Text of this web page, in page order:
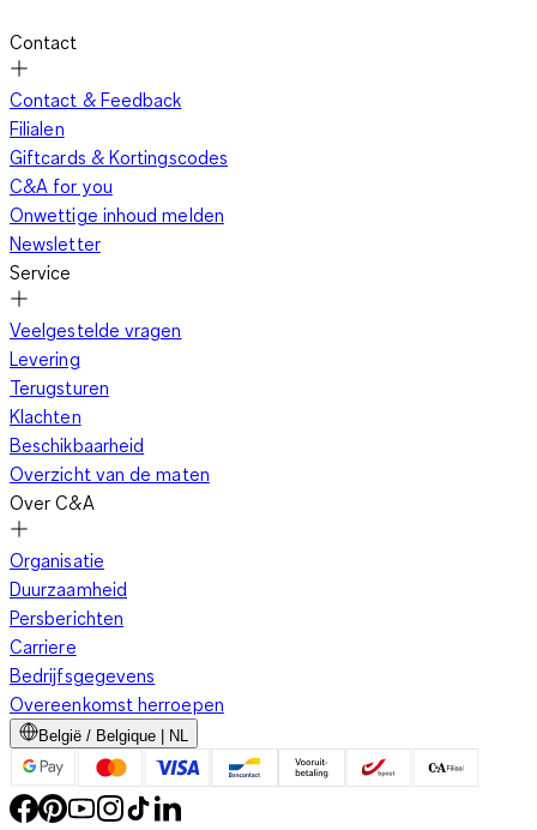
Contact
Contact & Feedback
Filialen
Giftcards & Kortingscodes
C&A for you
Onwettige inhoud melden
Newsletter
Service
Veelgestelde vragen
Levering
Terugsturen
Klachten
Beschikbaarheid
Overzicht van de maten
Over C&A
Organisatie
Duurzaamheid
Persberichten
Carriere
Bedrijfsgegevens
Overeenkomst herroepen
België / Belgique | NL